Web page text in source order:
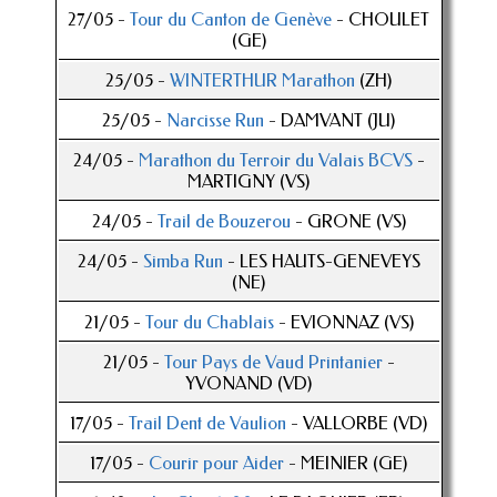
27/05 - Tour du Canton de Genève - CHOULET
(GE)
25/05 - WINTERTHUR Marathon (ZH)
25/05 - Narcisse Run - DAMVANT (JU)
24/05 - Marathon du Terroir du Valais BCVS-
MARTIGNY (VS)
24/05 - Trail de Bouzerou - GRONE (VS)
24/05 - Simba Run - LES HAUTS-GENEVEYS
(NE)
21/05 - Tour du Chablais- EVIONNAZ (VS)
21/05 - Tour Pays de Vaud Printanier-
YVONAND (VD)
17/05 - Trail Dent de Vaulion - VALLORBE (VD)
17/05 - Courir pour Aider - MEINIER (GE)